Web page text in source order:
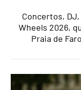
Concertos,
Wheels 2026,
Praia de